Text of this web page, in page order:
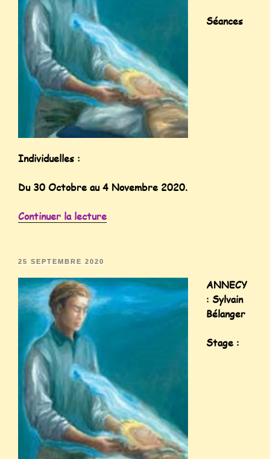
Séances
Individuelles :
Du 30 Octobre au 4 Novembre 2020.
Continuer la lecture
25 SEPTEMBRE 2020
ANNECY
: Sylvain
Bélanger
Stage :